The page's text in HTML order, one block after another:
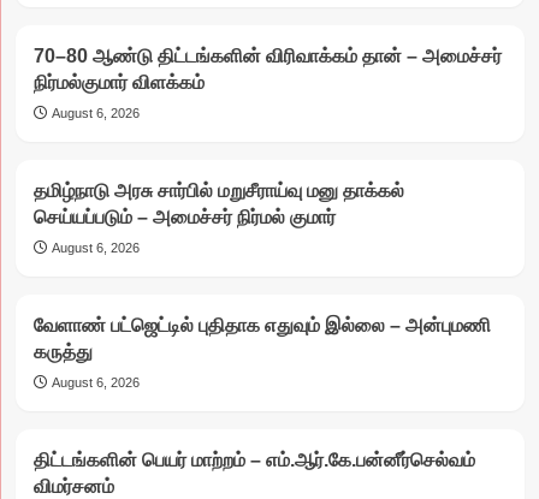
70–80 ஆண்டு திட்டங்களின் விரிவாக்கம் தான் – அமைச்சர்
நிர்மல்குமார் விளக்கம்
August 6, 2026
தமிழ்நாடு அரசு சார்பில் மறுசீராய்வு மனு தாக்கல்
செய்யப்படும் – அமைச்சர் நிர்மல் குமார்
August 6, 2026
வேளாண் பட்ஜெட்டில் புதிதாக எதுவும் இல்லை – அன்புமணி
கருத்து
August 6, 2026
திட்டங்களின் பெயர் மாற்றம் – எம்.ஆர்.கே.பன்னீர்செல்வம்
விமர்சனம்